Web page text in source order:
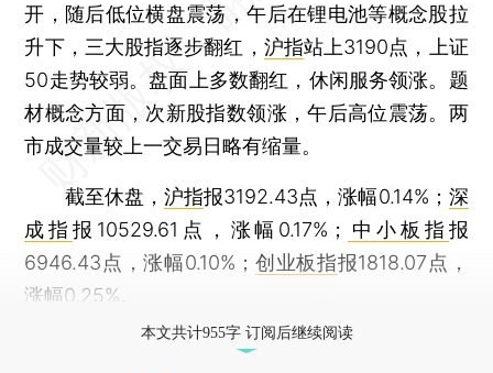
开，随后低位横盘震荡，午后在锂电池等概念股拉
升下，三大股指逐步翻红， 沪指站上3190点，上证
50走势较弱。盘面上多数翻红，休闲服务领涨。题
材概念方面，次新股指数领涨，午后高位震荡。两
市成交量较上一交易日略有缩量。
截至休盘， 沪指报3192.43点，涨幅0.14%； 深
成指报10529.61点，涨幅0.17%； 中小板指 报
6946.43点，涨幅0.10%； 创业板指报1818.07点，
涨幅0.25%。
本文共计955字 订阅后继续阅读